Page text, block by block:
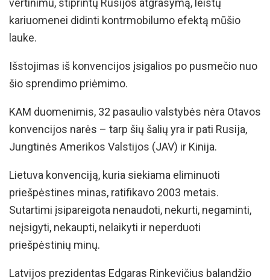
vertinimu, stiprintų Rusijos atgrasymą, leistų
kariuomenei didinti kontrmobilumo efektą mūšio
lauke.
Išstojimas iš konvencijos įsigalios po pusmečio nuo
šio sprendimo priėmimo.
KAM duomenimis, 32 pasaulio valstybės nėra Otavos
konvencijos narės – tarp šių šalių yra ir pati Rusija,
Jungtinės Amerikos Valstijos (JAV) ir Kinija.
Lietuva konvenciją, kuria siekiama eliminuoti
priešpėstines minas, ratifikavo 2003 metais.
Sutartimi įsipareigota nenaudoti, nekurti, negaminti,
neįsigyti, nekaupti, nelaikyti ir neperduoti
priešpėstinių minų.
Latvijos prezidentas Edgaras Rinkevičius balandžio